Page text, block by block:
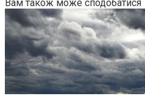
Вам також може сподобатися